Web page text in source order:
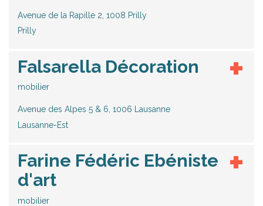
Avenue de la Rapille 2, 1008 Prilly
Prilly
Falsarella Décoration
mobilier
Avenue des Alpes 5 & 6, 1006 Lausanne
Lausanne-Est
Farine Fédéric Ebéniste
d'art
mobilier